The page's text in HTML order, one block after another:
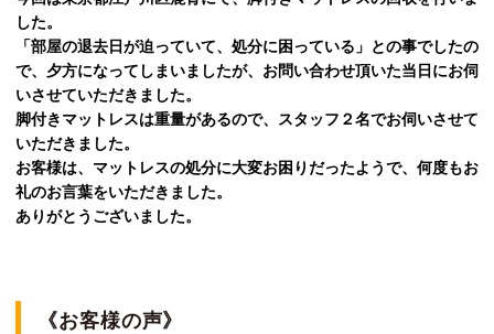
した。
「部屋の退去日が迫っていて、処分に困っている」との事でしたの
で、夕方になってしまいましたが、お問い合わせ頂いた当日にお伺
いさせていただきました。
脚付きマットレスは重量があるので、スタッフ２名でお伺いさせて
いただきました。
お客様は、マットレスの処分に大変お困りだったようで、何度もお
礼のお言葉をいただきました。
ありがとうございました。
《お客様の声》